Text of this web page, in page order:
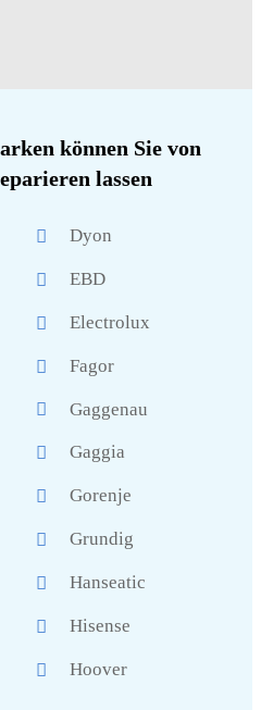
können Sie von
lassen
Dyon
EBD
Electrolux
Fagor
Gaggenau
Gaggia
Gorenje
Grundig
Hanseatic
Hisense
Hoover